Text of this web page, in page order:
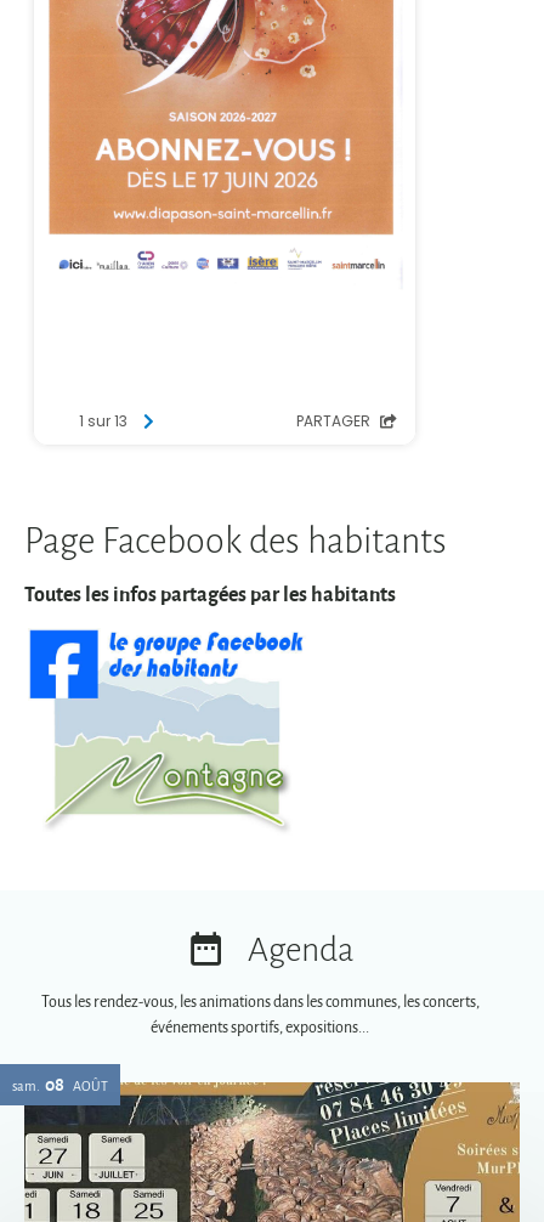
Toutes les infos partagées par les habitants
Agenda
Tous les rendez-vous, les animations dans les communes, les concerts,
Soirées spéciales MurPhy's